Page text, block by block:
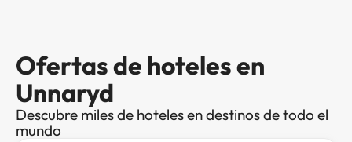
Ofertas de hoteles en
Unnaryd
Descubre miles de hoteles en destinos de todo el
mundo